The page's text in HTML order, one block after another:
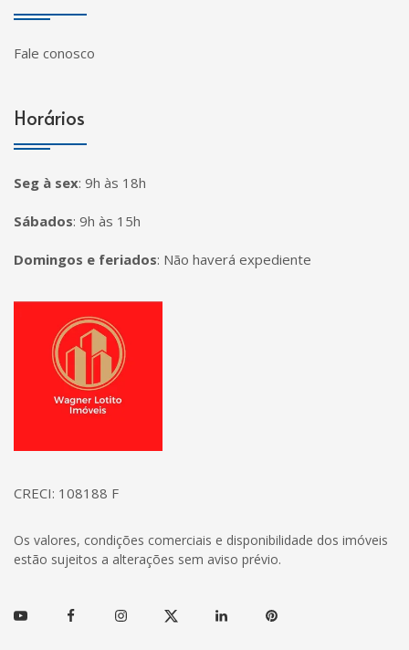
Fale conosco
Horários
Seg à sex: 9h às 18h
Sábados: 9h às 15h
Domingos e feriados: Não haverá expediente
Página inicial
CRECI: 108188 F
Os valores, condições comerciais e disponibilidade dos imóveis
estão sujeitos a alterações sem aviso prévio.
Youtube FacebookInstagramTwitter Linkedin Pinterest